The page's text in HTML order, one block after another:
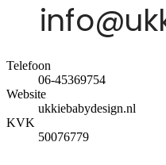
Telefoon
06-45369754
Website
ukkiebabydesign.nl
KVK
50076779